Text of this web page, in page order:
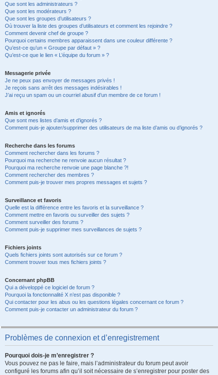
Que sont les administrateurs ?
Que sont les modérateurs ?
Que sont les groupes d’utilisateurs ?
Où trouver la liste des groupes d’utilisateurs et comment les rejoindre ?
Comment devenir chef de groupe ?
Pourquoi certains membres apparaissent dans une couleur différente ?
Qu’est-ce qu’un « Groupe par défaut » ?
Qu’est-ce que le lien « L’équipe du forum » ?
Messagerie privée
Je ne peux pas envoyer de messages privés !
Je reçois sans arrêt des messages indésirables !
J’ai reçu un spam ou un courriel abusif d’un membre de ce forum !
Amis et ignorés
Que sont mes listes d’amis et d’ignorés ?
Comment puis-je ajouter/supprimer des utilisateurs de ma liste d’amis ou d’ignorés ?
Recherche dans les forums
Comment rechercher dans les forums ?
Pourquoi ma recherche ne renvoie aucun résultat ?
Pourquoi ma recherche renvoie une page blanche ?!
Comment rechercher des membres ?
Comment puis-je trouver mes propres messages et sujets ?
Surveillance et favoris
Quelle est la différence entre les favoris et la surveillance ?
Comment mettre en favoris ou surveiller des sujets ?
Comment surveiller des forums ?
Comment puis-je supprimer mes surveillances de sujets ?
Fichiers joints
Quels fichiers joints sont autorisés sur ce forum ?
Comment trouver tous mes fichiers joints ?
Concernant phpBB
Qui a développé ce logiciel de forum ?
Pourquoi la fonctionnalité X n’est pas disponible ?
Qui contacter pour les abus ou les questions légales concernant ce forum ?
Comment puis-je contacter un administrateur du forum ?
Problèmes de connexion et d’enregistrement
Pourquoi dois-je m’enregistrer ?
Vous pouvez ne pas le faire, mais l’administrateur du forum peut avoir
configuré les forums afin qu’il soit nécessaire de s’enregistrer pour poster des